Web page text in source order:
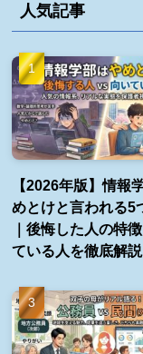
人気記事
【2026年版】情報
めとけと言われる5
｜後悔した人の特
ている人を徹底解説